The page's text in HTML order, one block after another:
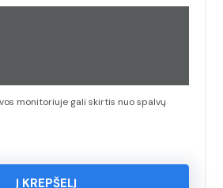
monitoriuje gali skirtis nuo spalvų
Į KREPŠELĮ